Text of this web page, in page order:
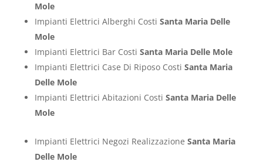
Mole
Impianti Elettrici Alberghi Costi Santa Maria Delle
Mole
Impianti Elettrici Bar Costi Santa Maria Delle Mole
Impianti Elettrici Case Di Riposo Costi Santa Maria
Delle Mole
Impianti Elettrici Abitazioni Costi Santa Maria Delle
Mole
Impianti Elettrici Negozi Realizzazione Santa Maria
Delle Mole